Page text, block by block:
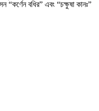
“কর্ণেন বধির” এবং “চক্ষুষা কানঃ”